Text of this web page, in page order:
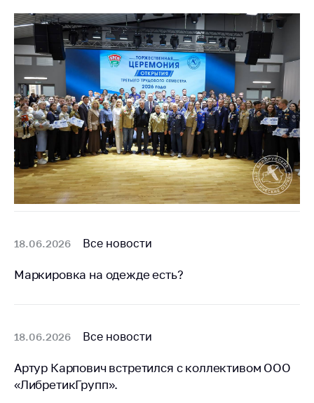
18.06.2026 Все новости
Маркировка на одежде есть?
18.06.2026 Все новости
Артур Карпович встретился с коллективом ООО
«ЛибретикГрупп».